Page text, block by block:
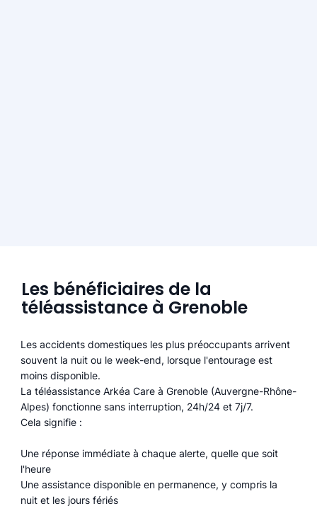
Les bénéficiaires de la
téléassistance à Grenoble
Les accidents domestiques les plus préoccupants arrivent
souvent la nuit ou le week-end, lorsque l'entourage est
moins disponible.
La téléassistance Arkéa Care à Grenoble (Auvergne-Rhône-
Alpes) fonctionne sans interruption, 24h/24 et 7j/7.
Cela signifie :
Une réponse immédiate à chaque alerte, quelle que soit
l'heure
Une assistance disponible en permanence, y compris la
nuit et les jours fériés